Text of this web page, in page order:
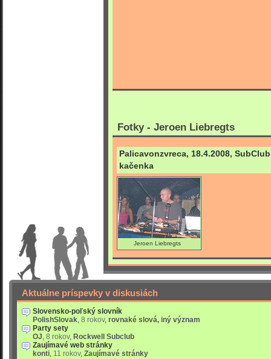
Fotky - Jeroen Liebregts
Palicavonzvreca, 18.4.2008,
kačenka
Jeroen Liebregts
Aktuálne príspevky v diskusiách
Slovensko-poľský slovník
PolishSlovak, 8 rokov, rovnaké slová, iný význam
Party sety
OJ, 8 rokov, Rockwell Subclub
Zaujímavé web stránky
konti, 11 rokov, Zaujímavé stránky